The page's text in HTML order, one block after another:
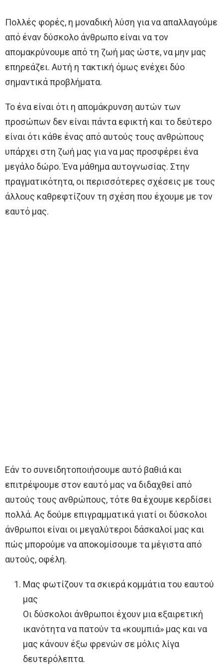
Πολλές φορές, η μοναδική λύση για να απαλλαγούμε
από έναν δύσκολο άνθρωπο είναι να τον
απομακρύνουμε από τη ζωή μας ώστε, να μην μας
επηρεάζει. Αυτή η τακτική όμως ενέχει δύο
σημαντικά προβλήματα.
Το ένα είναι ότι η απομάκρυνση αυτών των
προσώπων δεν είναι πάντα εφικτή και το δεύτερο
είναι ότι κάθε ένας από αυτούς τους ανθρώπους
υπάρχει στη ζωή μας για να μας προσφέρει ένα
μεγάλο δώρο. Ένα μάθημα αυτογνωσίας. Στην
πραγματικότητα, οι περισσότερες σχέσεις με τους
άλλους καθρεφτίζουν τη σχέση που έχουμε με τον
εαυτό μας.
Εάν το συνειδητοποιήσουμε αυτό βαθιά και
επιτρέψουμε στον εαυτό μας να διδαχθεί από
αυτούς τους ανθρώπους, τότε θα έχουμε κερδίσει
πολλά. Ας δούμε επιγραμματικά γιατί οι δύσκολοι
άνθρωποι είναι οι μεγαλύτεροι δάσκαλοί μας και
πώς μπορούμε να αποκομίσουμε τα μέγιστα από
αυτούς, οφέλη.
Μας φωτίζουν τα σκιερά κομμάτια του εαυτού
μας
Οι δύσκολοι άνθρωποι έχουν μια εξαιρετική
ικανότητα να πατούν τα «κουμπιά» μας και να
μας κάνουν έξω φρενών σε μόλις λίγα
δευτερόλεπτα.